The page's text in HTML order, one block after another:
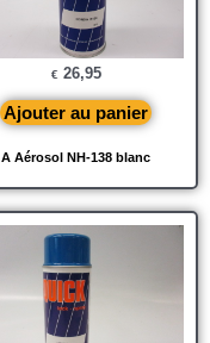
A Aérosol NH-138 blanc
€ 26,95
Ajouter au panier